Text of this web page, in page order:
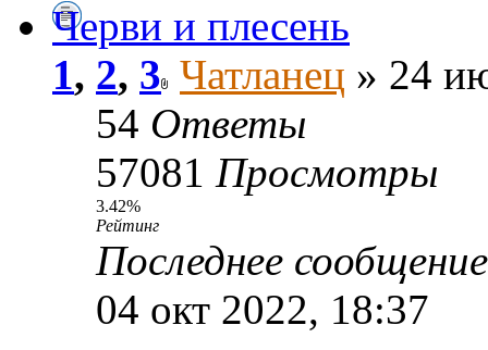
Черви и плесень
1, 2, 3 Чатланец » 24
54 Ответы
57081 Просмотры
3.42%
Рейтинг
Последнее
04 окт 2022, 18:37